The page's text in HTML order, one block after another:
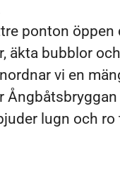
ponton öppen
äkta bubblor
vi en
lugn och